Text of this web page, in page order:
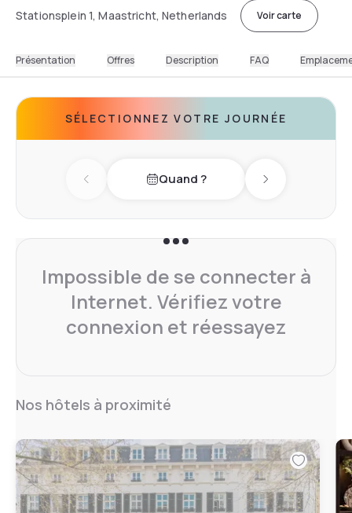
Stationsplein 1, Maastricht, Netherlands Voir carte
Présentation Offres Description FAQ
SÉLECTIONNEZ VOTRE JOURNÉE
Previous dayQuand ? Next day
Impossible de se connecter à
Internet. Vérifiez votre
connexion et réessayez
Nos hôtels à proximité